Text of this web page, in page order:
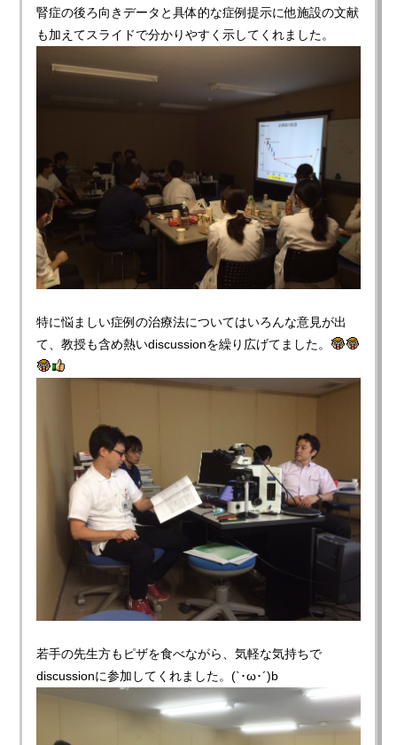
腎症の後ろ向きデータと具体的な症例提示に他施設の文献
も加えてスライドで分かりやすく示してくれました。
特に悩ましい症例の治療法についてはいろんな意見が出
て、教授も含め熱いdiscussionを繰り広げてました。
若手の先生方もピザを食べながら、気軽な気持ちで
discussionに参加してくれました。(`･ω･´)b